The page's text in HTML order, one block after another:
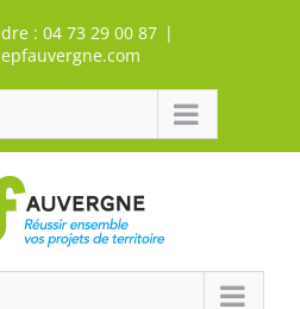
: 04 73 29 00 87 |